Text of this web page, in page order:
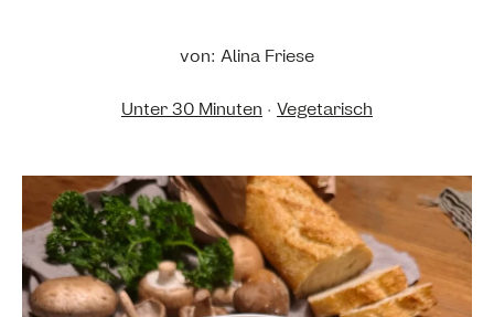
von: Alina Friese
Unter 30 Minuten · Vegetarisch